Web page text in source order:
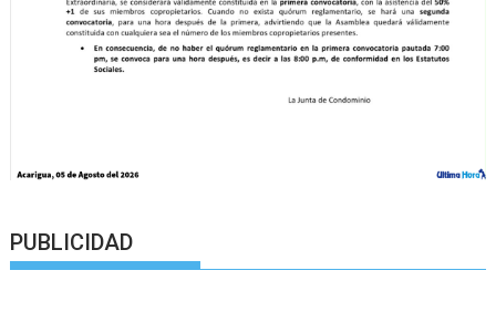
PUBLICIDAD